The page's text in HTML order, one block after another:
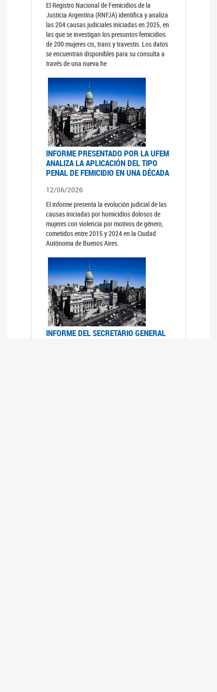
El Registro Nacional de Femicidios de la
Justicia Argentina (RNFJA) identifica y analiza
las 204 causas judiciales iniciadas en 2025, en
las que se investigan los presuntos femicidios
de 200 mujeres cis, trans y travestis. Los datos
se encuentran disponibles para su consulta a
través de una nueva he
INFORME PRESENTADO POR LA UFEM
ANALIZA LA APLICACIÓN DEL TIPO
PENAL DE FEMICIDIO EN UNA DÉCADA
12/06/2026
El informe presenta la evolución judicial de las
causas iniciadas por homicidios dolosos de
mujeres con violencia por motivos de género,
cometidos entre 2015 y 2024 en la Ciudad
Autónoma de Buenos Aires.
INFORME DEL SECRETARIO GENERAL